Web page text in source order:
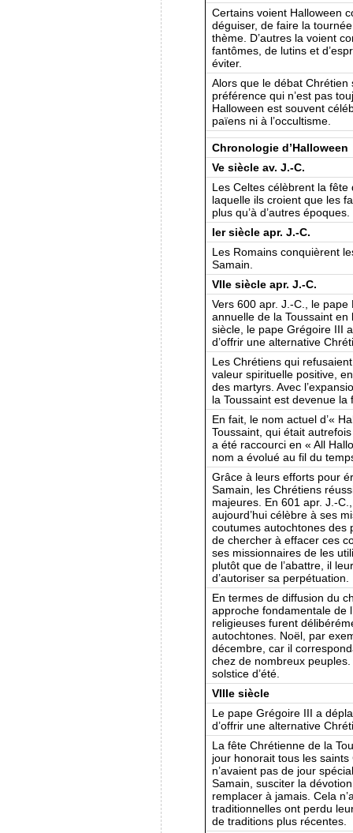
Certains voient Halloween
déguiser, de faire la
thème. D’autres la voient
fantômes, de lutins et
éviter.
Alors que le débat
préférence qui n’est pas
Halloween est souvent
païens ni à l’occultisme.
Chronologie d’Halloween
Ve siècle av. J.-C.
Les Celtes célèbrent la
laquelle ils croient que les
plus qu’à d’autres époques.
Ier siècle apr. J.-C.
Les Romains conquièrent
Samain.
VIIe siècle apr. J.-C.
Vers 600 apr. J.-C., le
annuelle de la Toussaint en
siècle, le pape Grégoire III
d’offrir une alternative
Les Chrétiens qui
valeur spirituelle positive,
des martyrs. Avec
la Toussaint est devenue la
En fait, le nom actuel d’«
Toussaint, qui était
a été raccourci en « All
nom a évolué au fil du
Grâce à leurs efforts pour
Samain, les Chrétiens
majeures. En 601 apr. J.-
aujourd’hui célèbre à ses
coutumes autochtones des
de chercher à effacer ces
ses missionnaires de les
plutôt que de l’abattre, il
d’autoriser sa perpétuation.
En termes de diffusion du
approche fondamentale de
religieuses furent
autochtones. Noël, par
décembre, car il
chez de nombreux
solstice d’été.
VIIIe siècle
Le pape Grégoire III a
d’offrir une alternative
La fête Chrétienne de la
jour honorait tous les
n’avaient pas de jour
Samain, susciter la
remplacer à jamais. Cela
traditionnelles ont perdu
de traditions plus récentes.